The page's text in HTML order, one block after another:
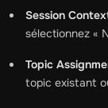
Session
sélectionnez «
Topic
topic existant